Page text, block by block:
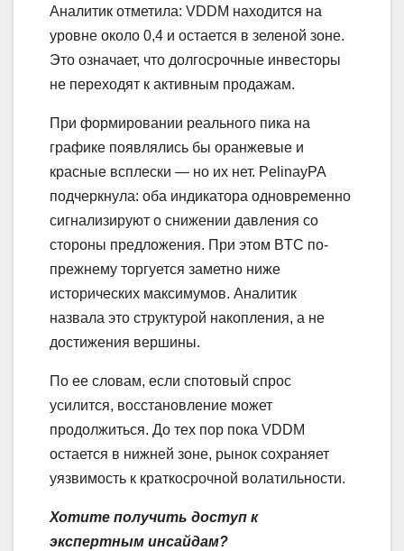
Аналитик отметила: VDDM находится на
уровне около 0,4 и остается в зеленой зоне.
Это означает, что долгосрочные инвесторы
не переходят к активным продажам.
При формировании реального пика на
графике появлялись бы оранжевые и
красные всплески — но их нет. PelinayPA
подчеркнула: оба индикатора одновременно
сигнализируют о снижении давления со
стороны предложения. При этом BTC по-
прежнему торгуется заметно ниже
исторических максимумов. Аналитик
назвала это структурой накопления, а не
достижения вершины.
По ее словам, если спотовый спрос
усилится, восстановление может
продолжиться. До тех пор пока VDDM
остается в нижней зоне, рынок сохраняет
уязвимость к краткосрочной волатильности.
Хотите получить доступ к
экспертным инсайдам?